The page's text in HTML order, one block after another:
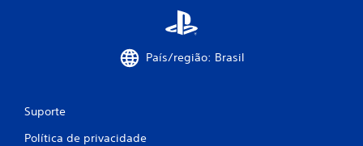
País/região: Brasil
Suporte
Política de privacidade